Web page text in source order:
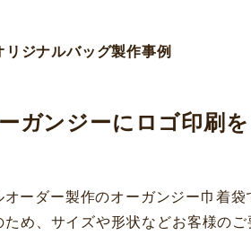
リジナルバッグ製作事例
ガンジーにロゴ印刷
オーダー製作のオーガンジー巾着袋
ため、サイズや形状などお客様の